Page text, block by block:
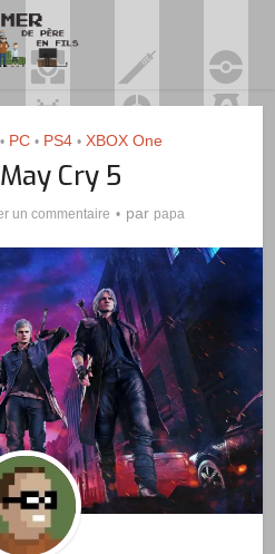
• PC • PS4 • XBOX One
Cry 5
un commentaire par papa